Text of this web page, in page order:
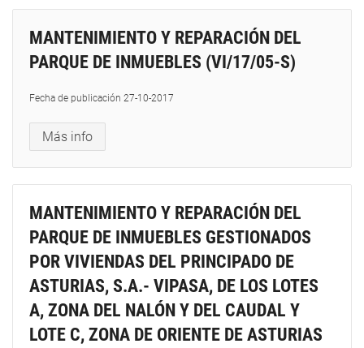
MANTENIMIENTO Y REPARACIÓN DEL
PARQUE DE INMUEBLES (VI/17/05-S)
Fecha de publicación 27-10-2017
Más info
MANTENIMIENTO Y REPARACIÓN DEL
PARQUE DE INMUEBLES GESTIONADOS
POR VIVIENDAS DEL PRINCIPADO DE
ASTURIAS, S.A.- VIPASA, DE LOS LOTES
A, ZONA DEL NALÓN Y DEL CAUDAL Y
LOTE C, ZONA DE ORIENTE DE ASTURIAS